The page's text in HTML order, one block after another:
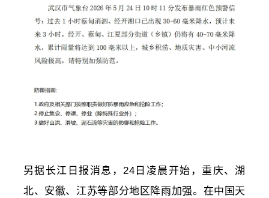
另据长江日报消息，24日凌晨开始，重庆、湖
北、安徽、江苏等部分地区降雨加强。在中国天